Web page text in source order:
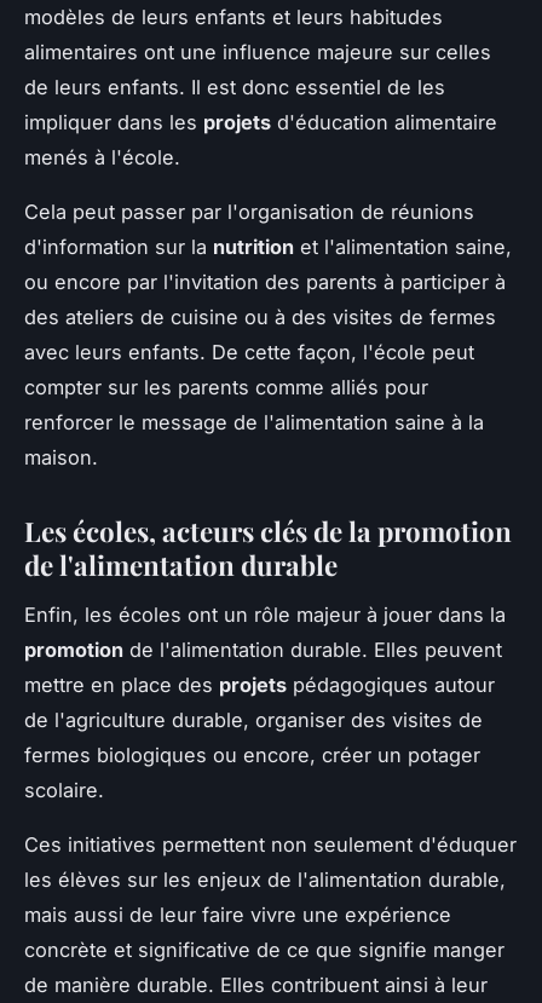
modèles de leurs enfants et leurs habitudes
alimentaires ont une influence majeure sur celles
de leurs enfants. Il est donc essentiel de les
impliquer dans les projets d'éducation alimentaire
menés à l'école.
Cela peut passer par l'organisation de réunions
d'information sur la nutrition et l'alimentation saine,
ou encore par l'invitation des parents à participer à
des ateliers de cuisine ou à des visites de fermes
avec leurs enfants. De cette façon, l'école peut
compter sur les parents comme alliés pour
renforcer le message de l'alimentation saine à la
maison.
Les écoles, acteurs clés de la promotion
de l'alimentation durable
Enfin, les écoles ont un rôle majeur à jouer dans la
promotion de l'alimentation durable. Elles peuvent
mettre en place des projets pédagogiques autour
de l'agriculture durable, organiser des visites de
fermes biologiques ou encore, créer un potager
scolaire.
Ces initiatives permettent non seulement d'éduquer
les élèves sur les enjeux de l'alimentation durable,
mais aussi de leur faire vivre une expérience
concrète et significative de ce que signifie manger
de manière durable. Elles contribuent ainsi à leur